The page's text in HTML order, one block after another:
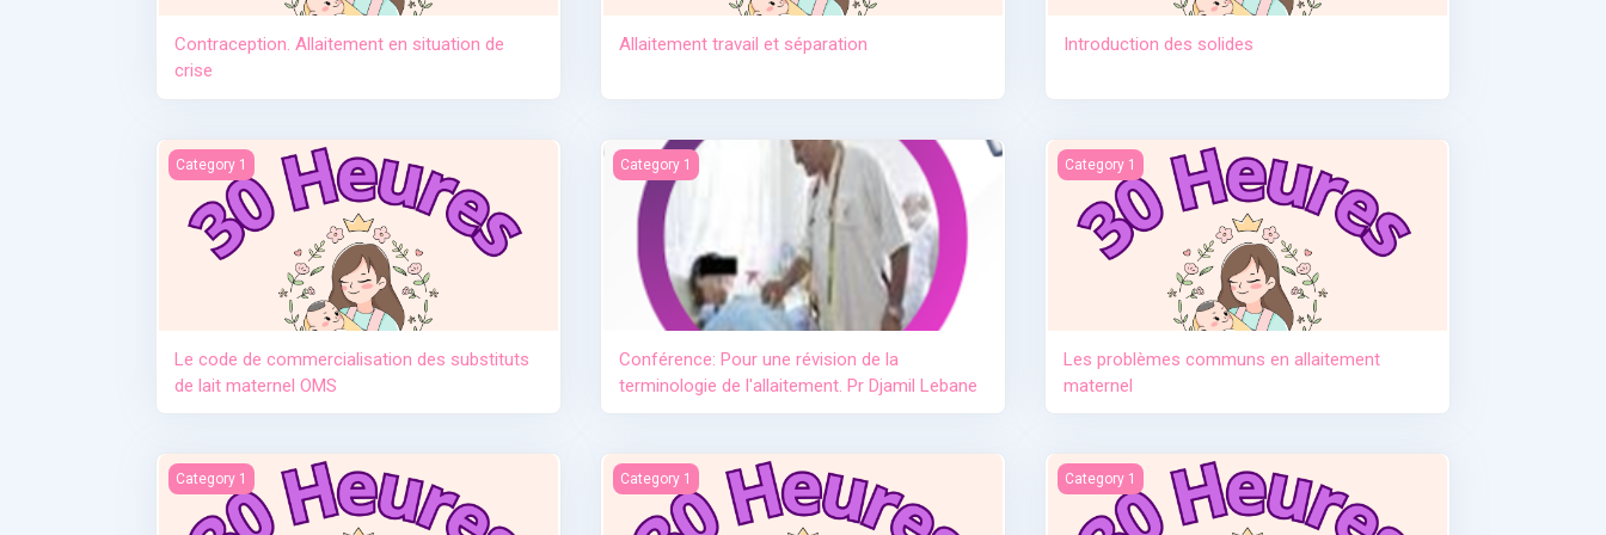
Contraception. Allaitement en situation de
crise
Allaitement travail et séparation Introduction des solides
Le code de commercialisation des substituts de lait maternel OMS
Category 1
Le code de commercialisation des substituts
de lait maternel OMS
Conférence: Pour une révision de la terminologie de l'allaitement. Pr Djamil Lebane
Category 1
Conférence: Pour une révision de la
terminologie de l'allaitement. Pr Djamil Lebane
Les problèmes communs en allaitement maternel
Category 1
Les problèmes communs en allaitement
maternel
Manque de lait et relactation
Category 1 L'importance de l'allaitement
Category 1 Le post partum
Category 1